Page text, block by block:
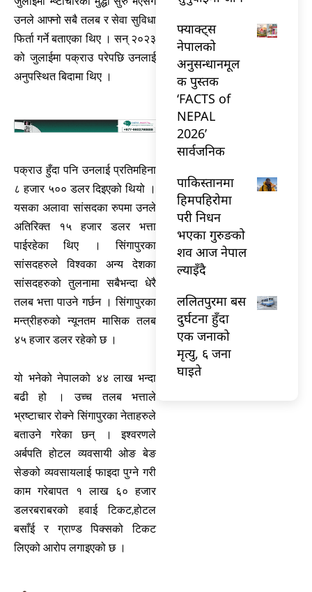
उनले आफ्नो सबै तलब र सेवा सुविधा
फिर्ता गर्ने बताएका थिए । सन् २०२३
को जुलाईमा पक्राउ परेपछि उनलाई
अनुपस्थित बिदामा थिए ।
पक्राउ हुँदा पनि उनलाई प्रतिमहिना
८ हजार ५०० डलर दिइएको थियो ।
यसका अलावा सांसदका रुपमा उनले
अतिरिक्त १५ हजार डलर भत्ता
पाईरहेका थिए । सिंगापुरका
सांसदहरुले विश्वका अन्य देशका
सांसदहरुको तुलनामा सबैभन्दा धेरै
तलब भत्ता पाउने गर्छन । सिंगापुरका
मन्त्रीहरुको न्यूनतम मासिक तलब
४५ हजार डलर रहेको छ ।
यो भनेको नेपालको ४४ लाख भन्दा
बढी हो । उच्च तलब भत्ताले
भ्रष्टाचार रोक्ने सिंगापुरका नेताहरुले
बताउने गरेका छन् । इश्वरणले
अर्बपति होटल व्यवसायी ओङ बेङ
सेङको व्यवसायलाई फाइदा पुग्ने गरी
काम गरेबापत १ लाख ६० हजार
डलरबराबरको हवाई टिकट,होटल
बसाँई र ग्राण्ड पिक्सको टिकट
लिएको आरोप लगाइएको छ ।
फ्याक्ट्स
नेपालको
अनुसन्धानमूल
क पुस्तक
‘FACTS of
NEPAL
2026’
सार्वजनिक
पाकिस्तानमा
हिमपहिरोमा
परी निधन
भएका गुरुङको
शव आज नेपाल
ल्याइँदै
ललितपुरमा बस
दुर्घटना हुँदा
एक जनाको
मृत्यु, ६ जना
घाइते